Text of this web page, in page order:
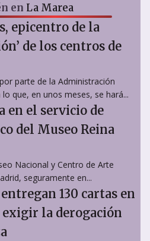
en La Marea
epicentro de la
de los centros de
parte de la Administración
que, en unos meses, se hará...
en el servicio de
del Museo Reina
Nacional y Centro de Arte
seguramente en...
130 cartas en
exigir la derogación